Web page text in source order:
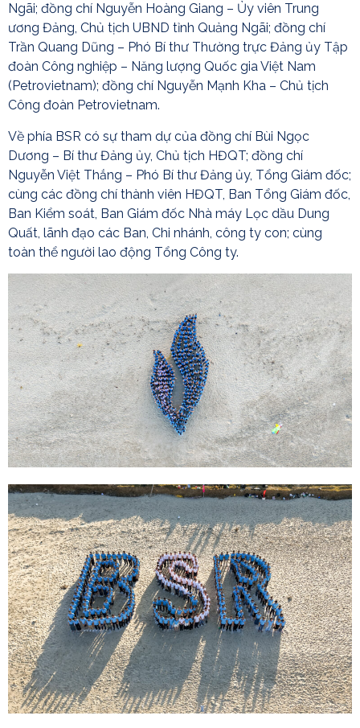
Ngãi; đồng chí Nguyễn Hoàng Giang – Ủy viên Trung
ương Đảng, Chủ tịch UBND tỉnh Quảng Ngãi; đồng chí
Trần Quang Dũng – Phó Bí thư Thường trực Đảng ủy Tập
đoàn Công nghiệp – Năng lượng Quốc gia Việt Nam
(Petrovietnam); đồng chí Nguyễn Mạnh Kha – Chủ tịch
Công đoàn Petrovietnam.
Về phía BSR có sự tham dự của đồng chí Bùi Ngọc
Dương – Bí thư Đảng ủy, Chủ tịch HĐQT; đồng chí
Nguyễn Việt Thắng – Phó Bí thư Đảng ủy, Tổng Giám đốc;
cùng các đồng chí thành viên HĐQT, Ban Tổng Giám đốc,
Ban Kiểm soát, Ban Giám đốc Nhà máy Lọc dầu Dung
Quất, lãnh đạo các Ban, Chi nhánh, công ty con; cùng
toàn thể người lao động Tổng Công ty.